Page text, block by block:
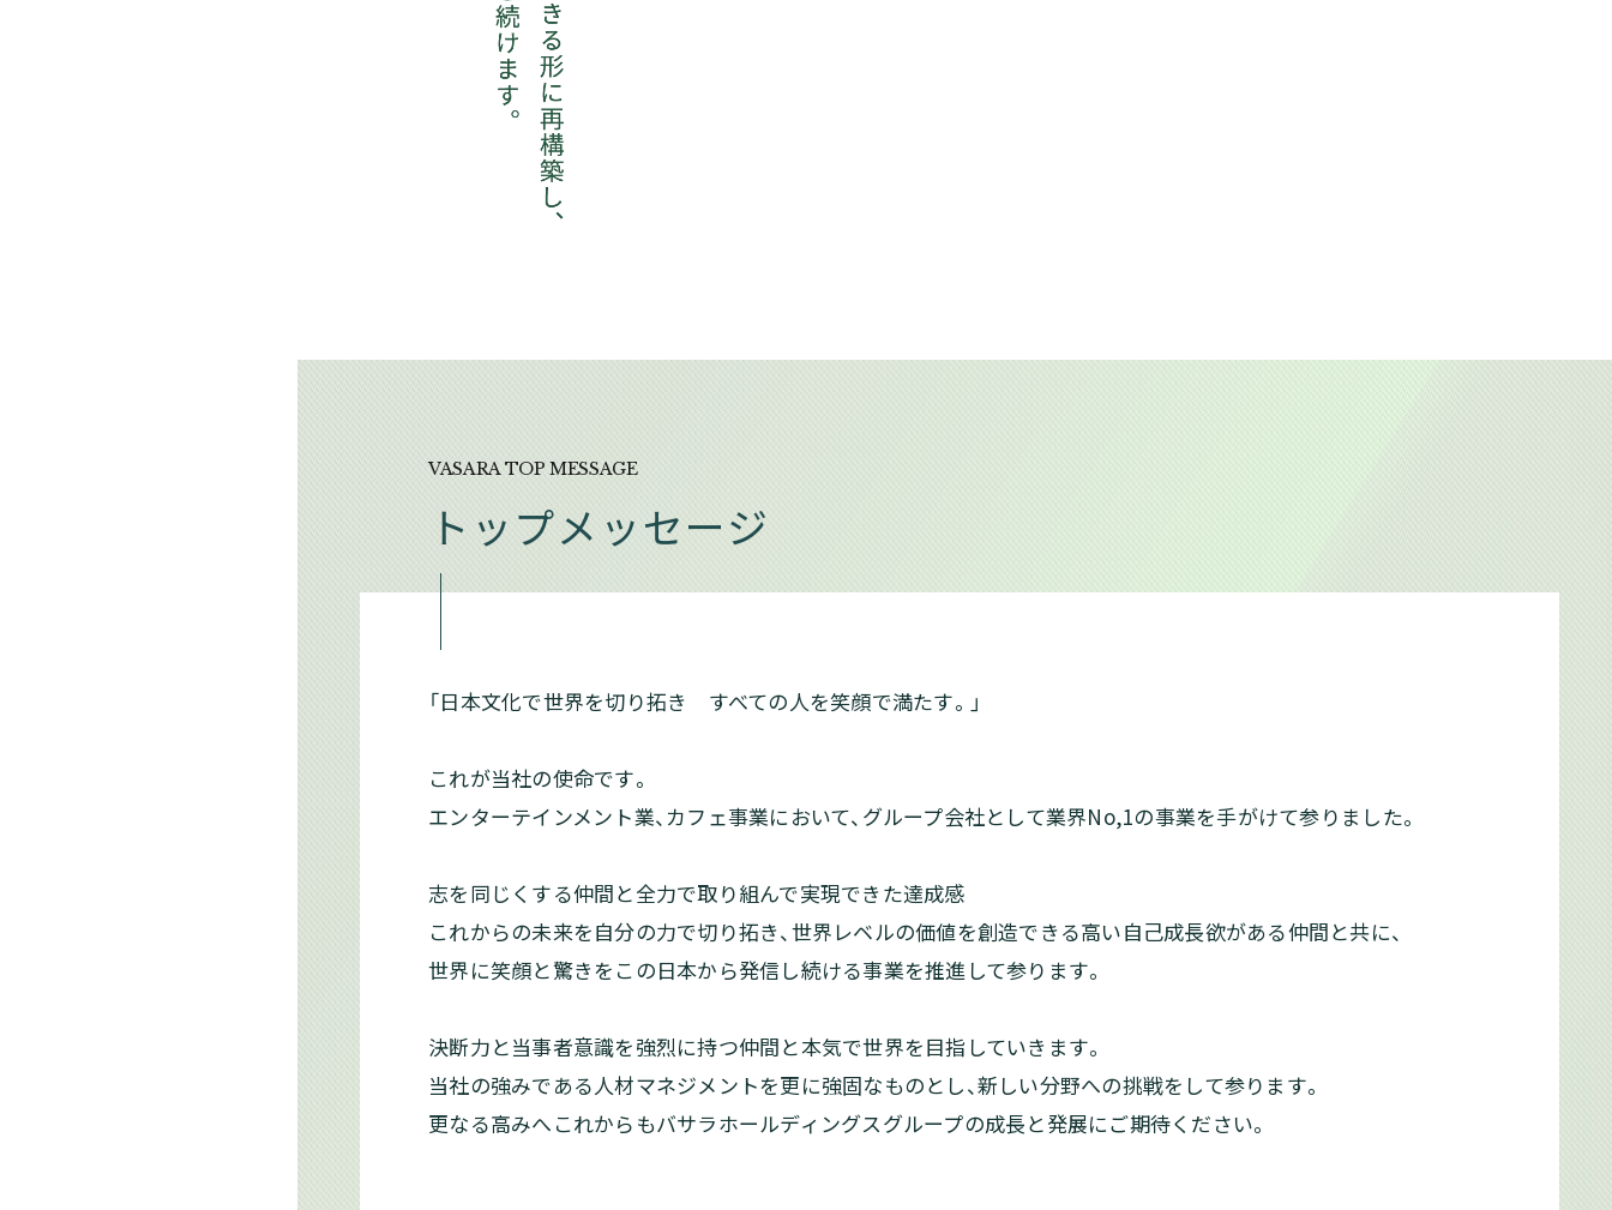
VASARA TOP MESSAGE
トップメッセージ
「日本文化で世界を切り拓き すべての人を笑顔で満たす。」
これが当社の使命です。
エンターテインメント業、カフェ事業において、 グループ会社として業界No,1の事業を手がけて参りました。
志を同じくする仲間と全力で取り組んで実現できた達成感
これからの未来を自分の力で切り拓き、世界レベルの価値を創造できる高い自己成長欲がある仲間と共に、
世界に笑顔と驚きをこの日本から発信し続ける事業を推進して参ります。
決断力と当事者意識を強烈に持つ仲間と本気で世界を目指していきます。
当社の強みである人材マネジメントを更に強固なものとし、新しい分野への挑戦をして参ります。
更なる高みへこれからもバサラホールディングスグループの成長と発展にご期待ください。